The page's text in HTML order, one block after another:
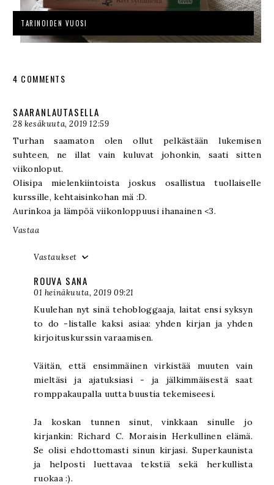
TARINOIDEN VUOSI
4 COMMENTS
SAARANLAUTASELLA
28 kesäkuuta, 2019 12:59
Turhan saamaton olen ollut pelkästään lukemisen
suhteen, ne illat vain kuluvat johonkin, saati sitten
viikonloput.
Olisipa mielenkiintoista joskus osallistua tuollaiselle
kurssille, kehtaisinkohan mä :D.
Aurinkoa ja lämpöä viikonloppuusi ihanainen <3.
Vastaa
Vastaukset
ROUVA SANA
01 heinäkuuta, 2019 09:21
Kuulehan nyt sinä tehobloggaaja, laitat ensi syksyn
to do -listalle kaksi asiaa: yhden kirjan ja yhden
kirjoituskurssin varaamisen.
Väitän, että ensimmäinen virkistää muuten vain
mieltäsi ja ajatuksiasi - ja jälkimmäisestä saat
romppakaupalla uutta buustia tekemiseesi.
Ja koskan tunnen sinut, vinkkaan sinulle jo
kirjankin: Richard C. Moraisin Herkullinen elämä.
Se olisi ehdottomasti sinun kirjasi. Superkaunista
ja helposti luettavaa tekstiä sekä herkullista
ruokaa :).